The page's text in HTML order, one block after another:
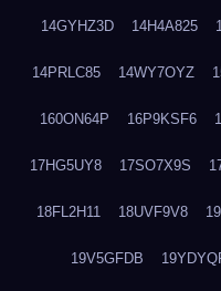
14GYHZ3D 14H4A825
14PRLC85 14WY7OYZ
160ON64P 16P9KSF6
17HG5UY8 17SO7X9S
18FL2H11 18UVF9V8
19V5GFDB